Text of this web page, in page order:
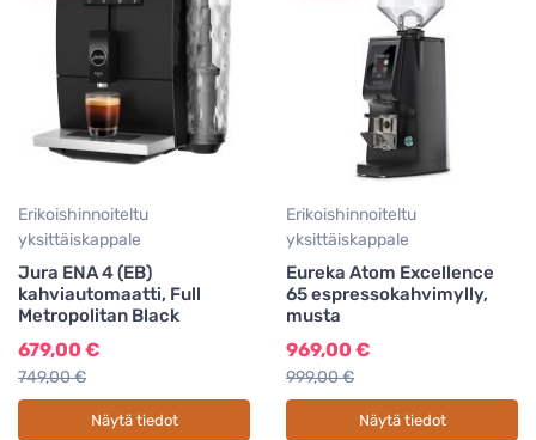
Erikoishinnoiteltu
yksittäiskappale
Jura ENA 4 (EB)
kahviautomaatti, Full
Metropolitan Black
679,00 €
749,00 €
Näytä tiedot
Erikoishinnoiteltu
yksittäiskappale
Eureka Atom Excellence
65 espressokahvimylly,
musta
969,00 €
999,00 €
Näytä tiedot